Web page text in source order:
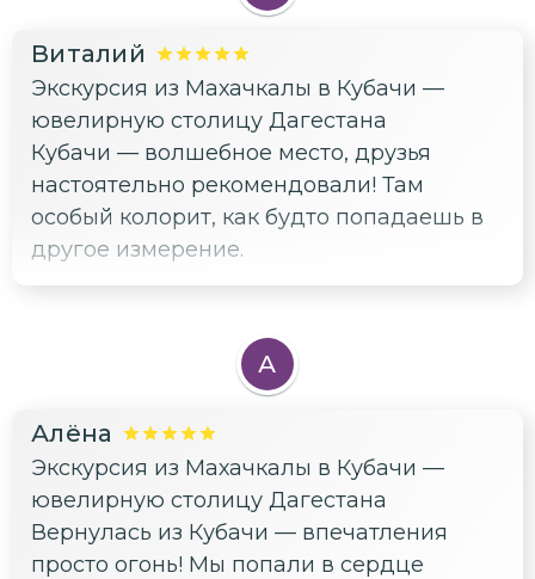
держал инструменты ювелира!
Финальный аккорд — праздничный обед
с ароматными кубачинскими кушаньями.
Спасибо за тёплый приём и
незабываемое путешествие!
Виталий
Экскурсия из Махачкалы в Кубачи —
ювелирную столицу Дагестана
Кубачи — волшебное место, друзья
настоятельно рекомендовали! Там
особый колорит, как будто попадаешь в
другое измерение.
А
Алёна
Экскурсия из Махачкалы в Кубачи —
ювелирную столицу Дагестана
Вернулась из Кубачи — впечатления
просто огонь! Мы попали в сердце